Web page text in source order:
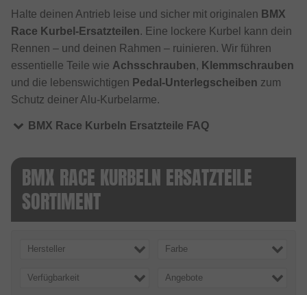
Halte deinen Antrieb leise und sicher mit originalen BMX
Race Kurbel-Ersatzteilen. Eine lockere Kurbel kann dein
Rennen – und deinen Rahmen – ruinieren. Wir führen
essentielle Teile wie Achsschrauben, Klemmschrauben
und die lebenswichtigen Pedal-Unterlegscheiben zum
Schutz deiner Alu-Kurbelarme.
BMX Race Kurbeln Ersatzteile FAQ
BMX RACE KURBELN ERSATZTEILE
SORTIMENT
Hersteller Farbe
Verfügbarkeit Angebote